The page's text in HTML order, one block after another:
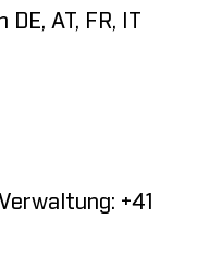
AT, FR, IT
+41